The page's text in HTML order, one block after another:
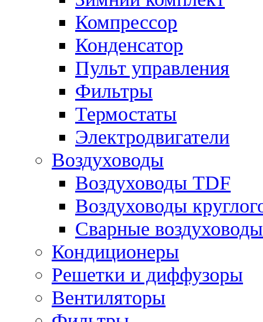
Компрессор
Конденсатор
Пульт управления
Фильтры
Термостаты
Электродвигатели
Воздуховоды
Воздуховоды TDF
Воздуховоды
Сварные воздуховоды
Кондиционеры
Решетки и диффузоры
Вентиляторы